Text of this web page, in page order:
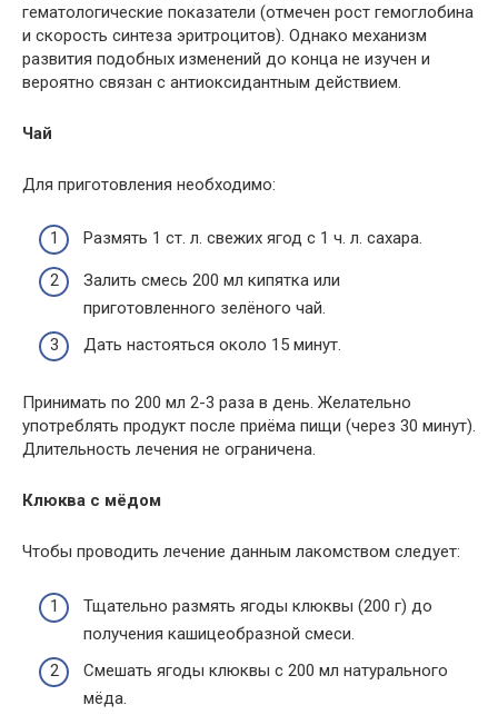
гематологические показатели (отмечен рост гемоглобина
и скорость синтеза эритроцитов). Однако механизм
развития подобных изменений до конца не изучен и
вероятно связан с антиоксидантным действием.
Чай
Для приготовления необходимо:
Размять 1 ст. л. свежих ягод с 1 ч. л. сахара.
Залить смесь 200 мл кипятка или
приготовленного зелёного чай.
Дать настояться около 15 минут.
Принимать по 200 мл 2-3 раза в день. Желательно
употреблять продукт после приёма пищи (через 30 минут).
Длительность лечения не ограничена.
Клюква с мёдом
Чтобы проводить лечение данным лакомством следует:
Тщательно размять ягоды клюквы (200 г) до
получения кашицеобразной смеси.
Смешать ягоды клюквы с 200 мл натурального
мёда.